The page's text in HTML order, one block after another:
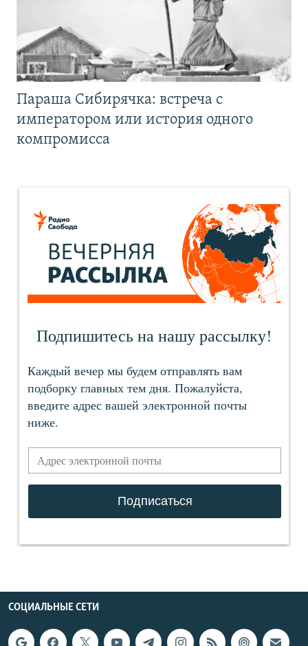
Параша Сибирячка: встреча с
императором или история одного
компромисса
СОЦИАЛЬНЫЕ СЕТИ